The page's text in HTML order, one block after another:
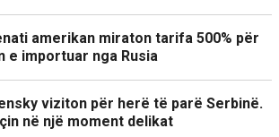
amerikan miraton tarifa 500% për
e importuar nga Rusia
viziton për herë të parë Serbinë.
në një moment delikat